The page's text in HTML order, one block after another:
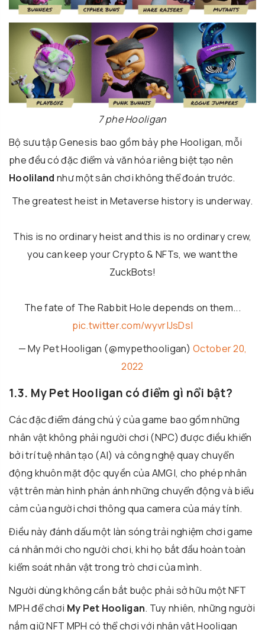
7 phe Hooligan
Bộ sưu tập Genesis bao gồm bảy phe Hooligan, mỗi
phe đều có đặc điểm và văn hóa riêng biệt tạo nên
Hooliland như một sân chơi không thể đoán trước.
The greatest heist in Metaverse history is underway.
This is no ordinary heist and this is no ordinary crew,
you can keep your Crypto & NFTs, we want the
ZuckBots!
The fate of The Rabbit Hole depends on them...
pic.twitter.com/wyvrlJsDsI
— My Pet Hooligan (@mypethooligan)October 20,
2022
1.3. My Pet Hooligan có điểm gì nổi bật?
Các đặc điểm đáng chú ý của game bao gồm những
nhân vật không phải người chơi (NPC) được điều khiển
bởi trí tuệ nhân tạo (AI) và công nghệ quay chuyển
động khuôn mặt độc quyền của AMGI, cho phép nhân
vật trên màn hình phản ánh những chuyển động và biểu
cảm của người chơi thông qua camera của máy tính.
Điều này đánh dấu một làn sóng trải nghiệm chơi game
cá nhân mới cho người chơi, khi họ bắt đầu hoàn toàn
kiểm soát nhân vật trong trò chơi của mình.
Người dùng không cần bắt buộc phải sở hữu một NFT
MPH để chơi My Pet Hooligan. Tuy nhiên, những người
nắm giữ NFT MPH có thể chơi với nhân vật Hooligan